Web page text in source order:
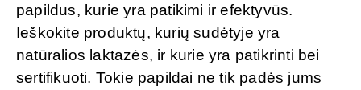
papildus, kurie yra patikimi ir efektyvūs.
Ieškokite produktų, kurių sudėtyje yra
natūralios laktazės, ir kurie yra patikrinti bei
sertifikuoti. Tokie papildai ne tik padės jums